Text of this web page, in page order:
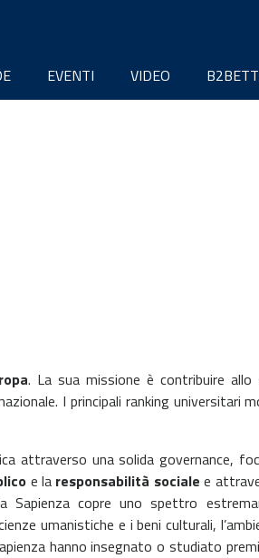
EVENTI VIDEO
. La sua missione è contribuire allo
I principali ranking universitari
attraverso una solida governance,
e la responsabilità socialee
copre uno spettro
umanistiche e i beni culturali,
hanno insegnato o studiato